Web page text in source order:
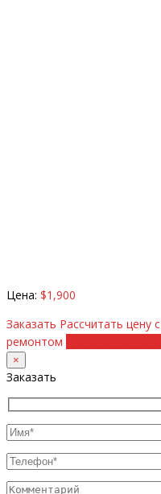
Цена: $1,900
Заказать Рассчитать цену
ремонтом
×
Заказать